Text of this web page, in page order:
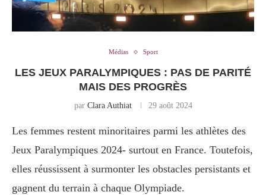
Médias Sport
LES JEUX PARALYMPIQUES : PAS DE PARITÉ
MAIS DES PROGRÈS
par Clara Authiat 29 août 2024
Les femmes restent minoritaires parmi les athlètes des
Jeux Paralympiques 2024- surtout en France. Toutefois,
elles réussissent à surmonter les obstacles persistants et
gagnent du terrain à chaque Olympiade.